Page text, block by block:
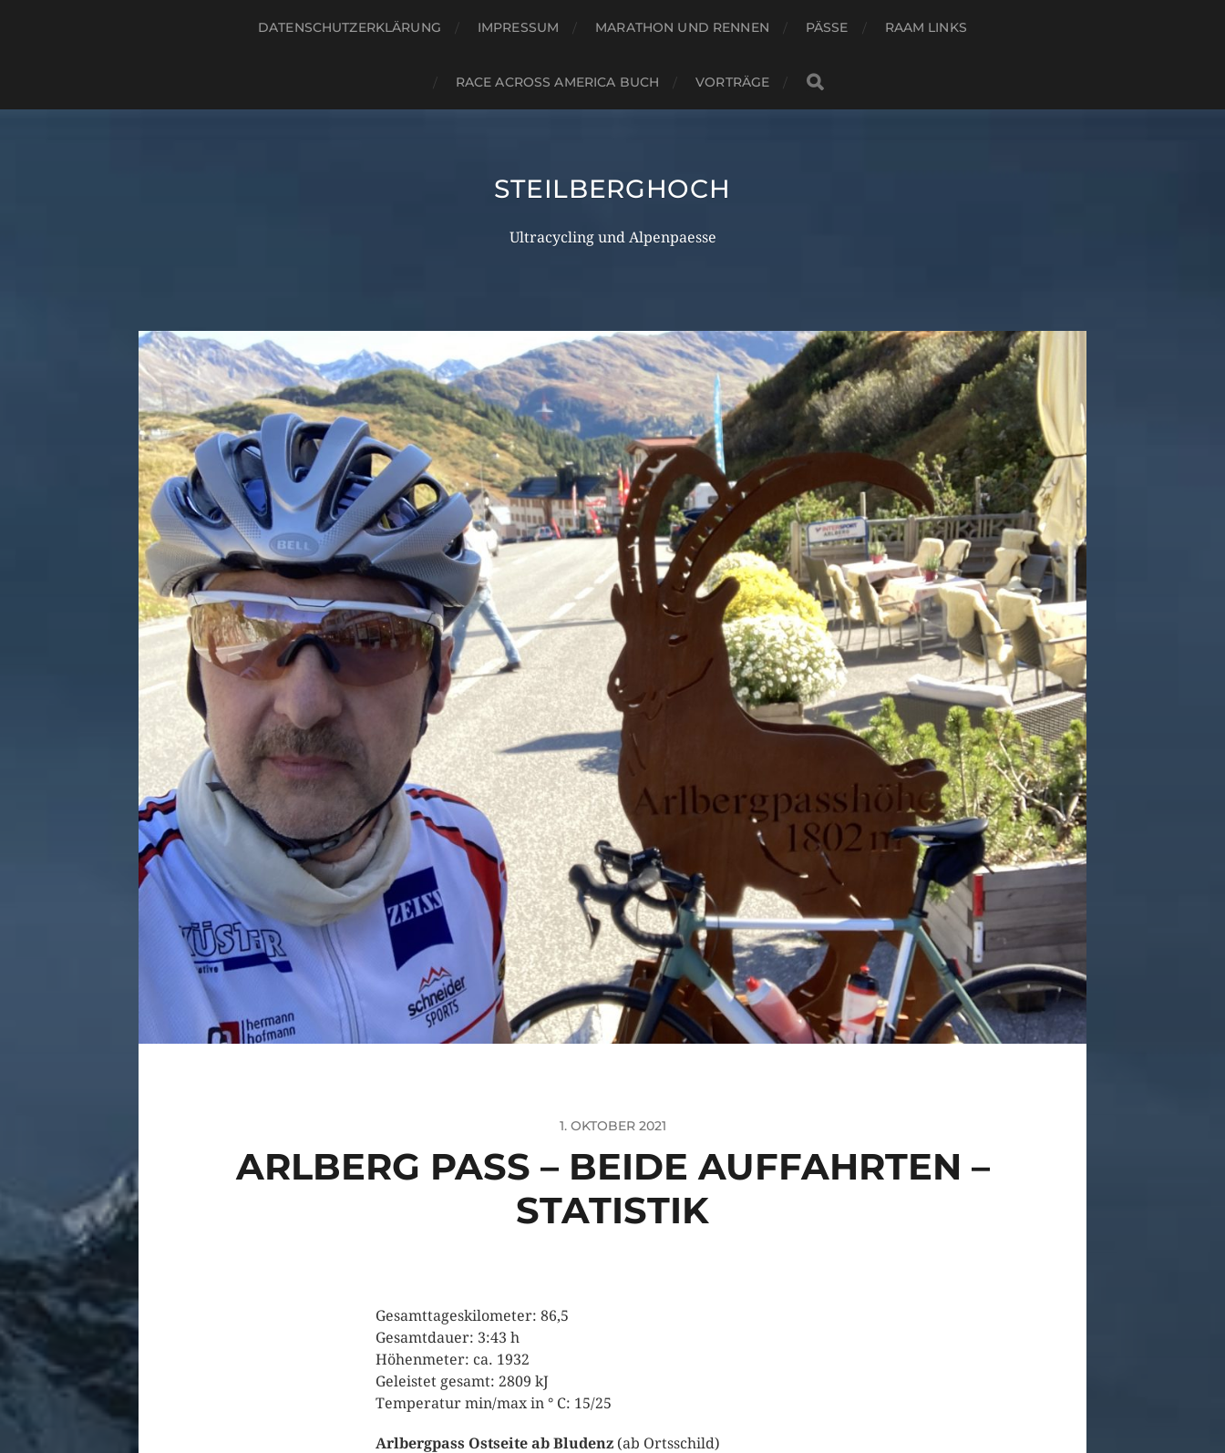
DATENSCHUTZERKLÄRUNG IMPRESSUM MARATHON UND RENNEN PÄSSE RAAM LINKS
RACE ACROSS AMERICA BUCH VORTRÄGE
STEILBERGHOCH
Ultracycling und Alpenpaesse
1. OKTOBER 2021
ARLBERG PASS – BEIDE AUFFAHRTEN –
STATISTIK
Gesamttageskilometer: 86,5
Gesamtdauer: 3:43 h
Höhenmeter: ca. 1932
Geleistet gesamt: 2809 kJ
Temperatur min/max in ° C: 15/25
Arlbergpass Ostseite ab Bludenz (ab Ortsschild)